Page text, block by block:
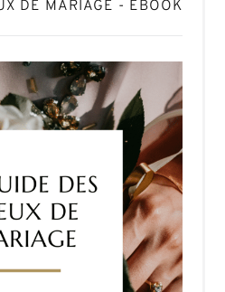
DE MARIAGE - EBOOK